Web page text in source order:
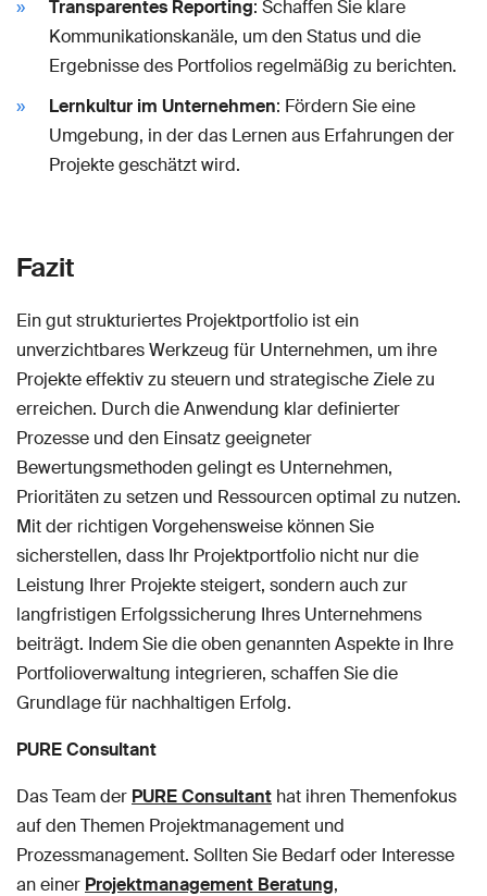
Transparentes Reporting: Schaffen Sie klare
Kommunikationskanäle, um den Status und die
Ergebnisse des Portfolios regelmäßig zu berichten.
Lernkultur im Unternehmen: Fördern Sie eine
Umgebung, in der das Lernen aus Erfahrungen der
Projekte geschätzt wird.
Fazit
Ein gut strukturiertes Projektportfolio ist ein
unverzichtbares Werkzeug für Unternehmen, um ihre
Projekte effektiv zu steuern und strategische Ziele zu
erreichen. Durch die Anwendung klar definierter
Prozesse und den Einsatz geeigneter
Bewertungsmethoden gelingt es Unternehmen,
Prioritäten zu setzen und Ressourcen optimal zu nutzen.
Mit der richtigen Vorgehensweise können Sie
sicherstellen, dass Ihr Projektportfolio nicht nur die
Leistung Ihrer Projekte steigert, sondern auch zur
langfristigen Erfolgssicherung Ihres Unternehmens
beiträgt. Indem Sie die oben genannten Aspekte in Ihre
Portfolioverwaltung integrieren, schaffen Sie die
Grundlage für nachhaltigen Erfolg.
PURE Consultant
Das Team der PURE Consultant hat ihren Themenfokus
auf den Themen Projektmanagement und
Prozessmanagement. Sollten Sie Bedarf oder Interesse
an einer Projektmanagement Beratung,